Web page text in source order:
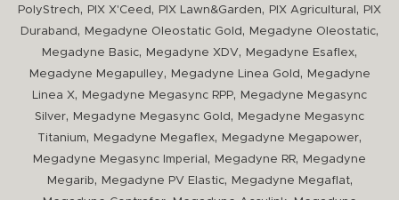
PolyStrech, PIX X'Ceed , PIX Lawn&Garden, PIX Agricultural ,
PIX
Duraband , Megadyne Oleostatic Gold , Megadyne Oleostatic,
Megadyne Basic, Megadyne XDV, Megadyne Esaflex,
Megadyne Megapulley, Megadyne Linea Gold ,
Megadyne
Linea X, Megadyne Megasync RPP,
Megadyne Megasync
Silver, Megadyne Megasync Gold ,
Megadyne Megasync
Titanium, Megadyne Megaflex, Megadyne Megapower,
Megadyne Megasync Imperial , Megadyne RR,
Megadyne
Megarib, Megadyne PV Elastic, Megadyne Megaflat,